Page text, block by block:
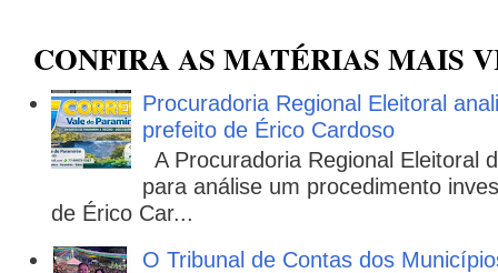
CONFIRA AS MATÉRIAS MAIS
Procuradoria Regional Eleitoral
prefeito de Érico Cardoso
A Procuradoria Regional Eleitoral
para análise um procedimento
de Érico Car...
O Tribunal de Contas dos